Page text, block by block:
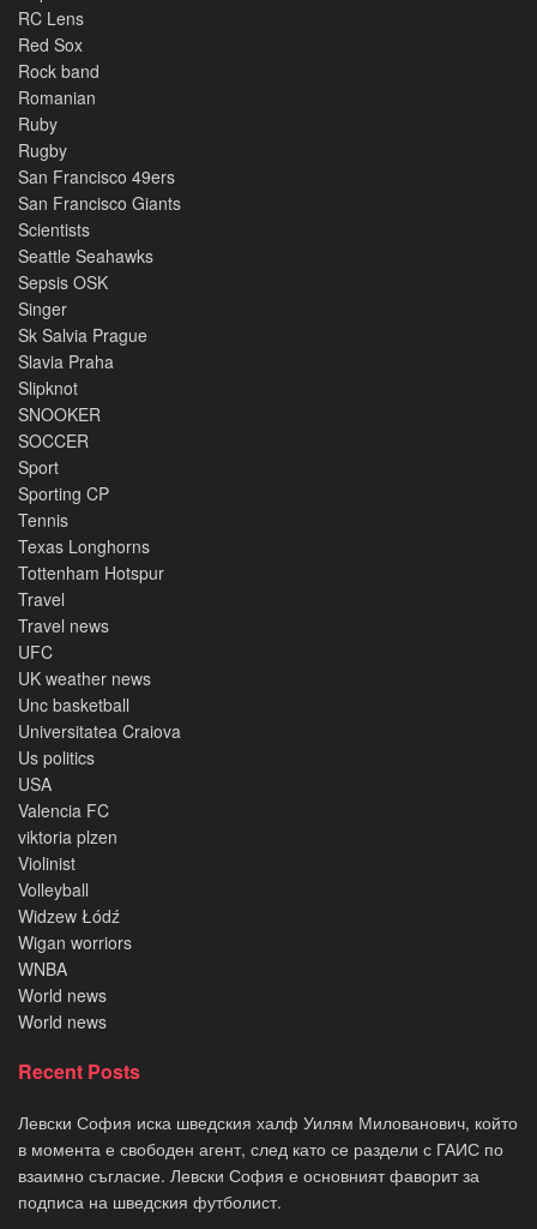
RC Lens
Red Sox
Rock band
Romanian
Ruby
Rugby
San Francisco 49ers
San Francisco Giants
Scientists
Seattle Seahawks
Sepsis OSK
Singer
Sk Salvia Prague
Slavia Praha
Slipknot
SNOOKER
SOCCER
Sport
Sporting CP
Tennis
Texas Longhorns
Tottenham Hotspur
Travel
Travel news
UFC
UK weather news
Unc basketball
Universitatea Craiova
Us politics
USA
Valencia FC
viktoria plzen
Violinist
Volleyball
Widzew Łódź
Wigan worriors
WNBA
World news
World news
Recent Posts
Левски София иска шведския халф Уилям Милованович, който
в момента е свободен агент, след като се раздели с ГАИС по
взаимно съгласие. Левски София е основният фаворит за
подписа на шведския футболист.